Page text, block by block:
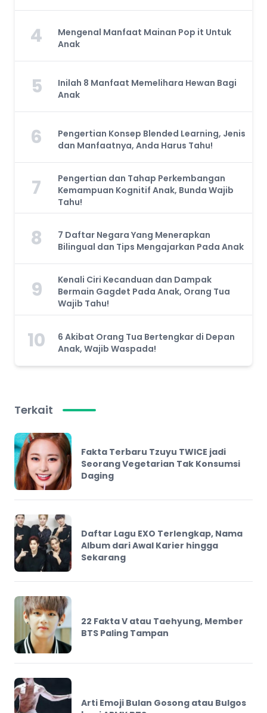
4
Mengenal Manfaat Mainan Pop it Untuk
Anak
5
Inilah 8 Manfaat Memelihara Hewan Bagi
Anak
6
Pengertian Konsep Blended Learning, Jenis
dan Manfaatnya, Anda Harus Tahu!
7
Pengertian dan Tahap Perkembangan
Kemampuan Kognitif Anak, Bunda Wajib
Tahu!
8
7 Daftar Negara Yang Menerapkan
Bilingual dan Tips Mengajarkan Pada Anak
9
Kenali Ciri Kecanduan dan Dampak
Bermain Gagdet Pada Anak, Orang Tua
Wajib Tahu!
10
6 Akibat Orang Tua Bertengkar di Depan
Anak, Wajib Waspada!
Terkait
Fakta Terbaru Tzuyu TWICE jadi
Seorang Vegetarian Tak Konsumsi
Daging
Daftar Lagu EXO Terlengkap, Nama
Album dari Awal Karier hingga
Sekarang
22 Fakta V atau Taehyung, Member
BTS Paling Tampan
Arti Emoji Bulan Gosong atau Bulgos